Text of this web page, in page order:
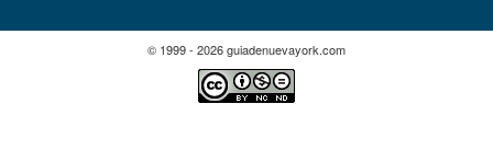
© 1999 - 2026 guiadenuevayork.com